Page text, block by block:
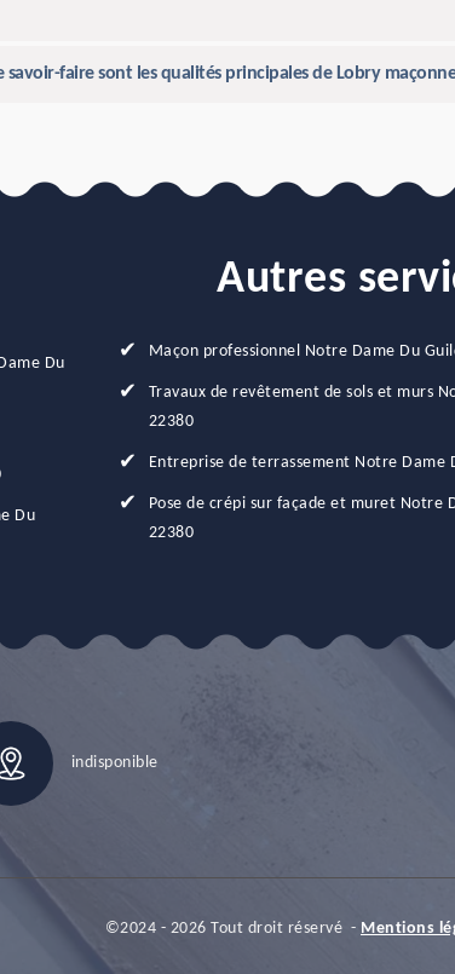
faire sont les qualités principales de Lobry
Autres
Du
Du
Maçon professionnel Notre Dame Du
Travaux de revêtement de sols et murs
22380
Entreprise de terrassement Notre Dame
Pose de crépi sur façade et muret Notre
22380
indisponible
©2024 - 2026 Tout droit réservé - Mentions